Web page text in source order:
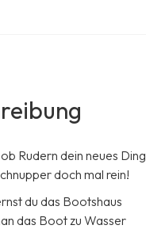
Rudern dein neues Ding
doch mal rein!
du das Bootshaus
das Boot zu Wasser